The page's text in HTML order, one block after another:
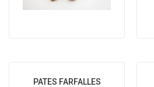
PATES FARFALLES